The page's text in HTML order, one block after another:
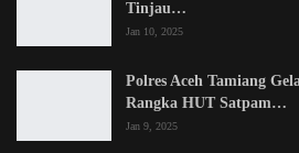
Tinjau…
Jan 10, 2025
Polres Aceh Tamiang
Rangka HUT Satpam…
Jan 9, 2025